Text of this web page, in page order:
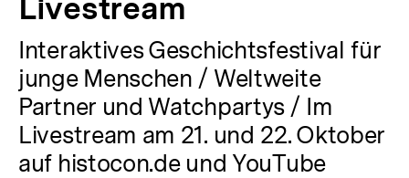
Livestream
Interaktives Geschichtsfestival für
junge Menschen / Weltweite
Partner und Watchpartys / Im
Livestream am 21. und 22. Oktober
auf histocon.de und YouTube